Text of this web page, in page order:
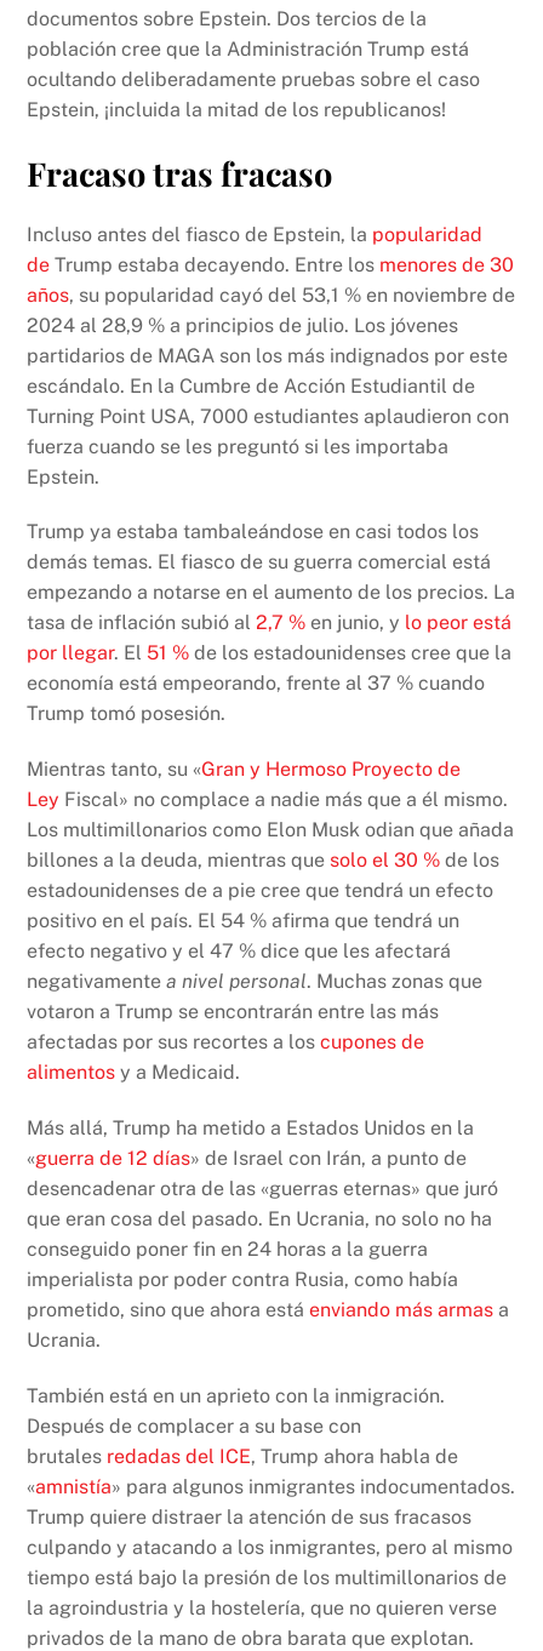
documentos sobre Epstein. Dos tercios de la
población cree que la Administración Trump está
ocultando deliberadamente pruebas sobre el caso
Epstein, ¡incluida la mitad de los republicanos!
Fracaso tras fracaso
Incluso antes del fiasco de Epstein, la popularidad
de Trump estaba decayendo. Entre los menores de 30
años, su popularidad cayó del 53,1 % en noviembre de
2024 al 28,9 % a principios de julio. Los jóvenes
partidarios de MAGA son los más indignados por este
escándalo. En la Cumbre de Acción Estudiantil de
Turning Point USA, 7000 estudiantes aplaudieron con
fuerza cuando se les preguntó si les importaba
Epstein.
Trump ya estaba tambaleándose en casi todos los
demás temas. El fiasco de su guerra comercial está
empezando a notarse en el aumento de los precios. La
tasa de inflación subió al 2,7 % en junio, y lo peor está
por llegar. El 51 % de los estadounidenses cree que la
economía está empeorando, frente al 37 % cuando
Trump tomó posesión.
Mientras tanto, su «Gran y Hermoso Proyecto de
Ley Fiscal» no complace a nadie más que a él mismo.
Los multimillonarios como Elon Musk odian que añada
billones a la deuda, mientras que solo el 30 % de los
estadounidenses de a pie cree que tendrá un efecto
positivo en el país. El 54 % afirma que tendrá un
efecto negativo y el 47 % dice que les afectará
negativamentea nivel personal. Muchas zonas que
votaron a Trump se encontrarán entre las más
afectadas por sus recortes a los cupones de
alimentos y a Medicaid.
Más allá, Trump ha metido a Estados Unidos en la
«guerra de 12 días» de Israel con Irán, a punto de
desencadenar otra de las «guerras eternas» que juró
que eran cosa del pasado. En Ucrania, no solo no ha
conseguido poner fin en 24 horas a la guerra
imperialista por poder contra Rusia, como había
prometido, sino que ahora está enviando más armas a
Ucrania.
También está en un aprieto con la inmigración.
Después de complacer a su base con
brutales redadas del ICE, Trump ahora habla de
«amnistía» para algunos inmigrantes indocumentados.
Trump quiere distraer la atención de sus fracasos
culpando y atacando a los inmigrantes, pero al mismo
tiempo está bajo la presión de los multimillonarios de
la agroindustria y la hostelería, que no quieren verse
privados de la mano de obra barata que explotan.